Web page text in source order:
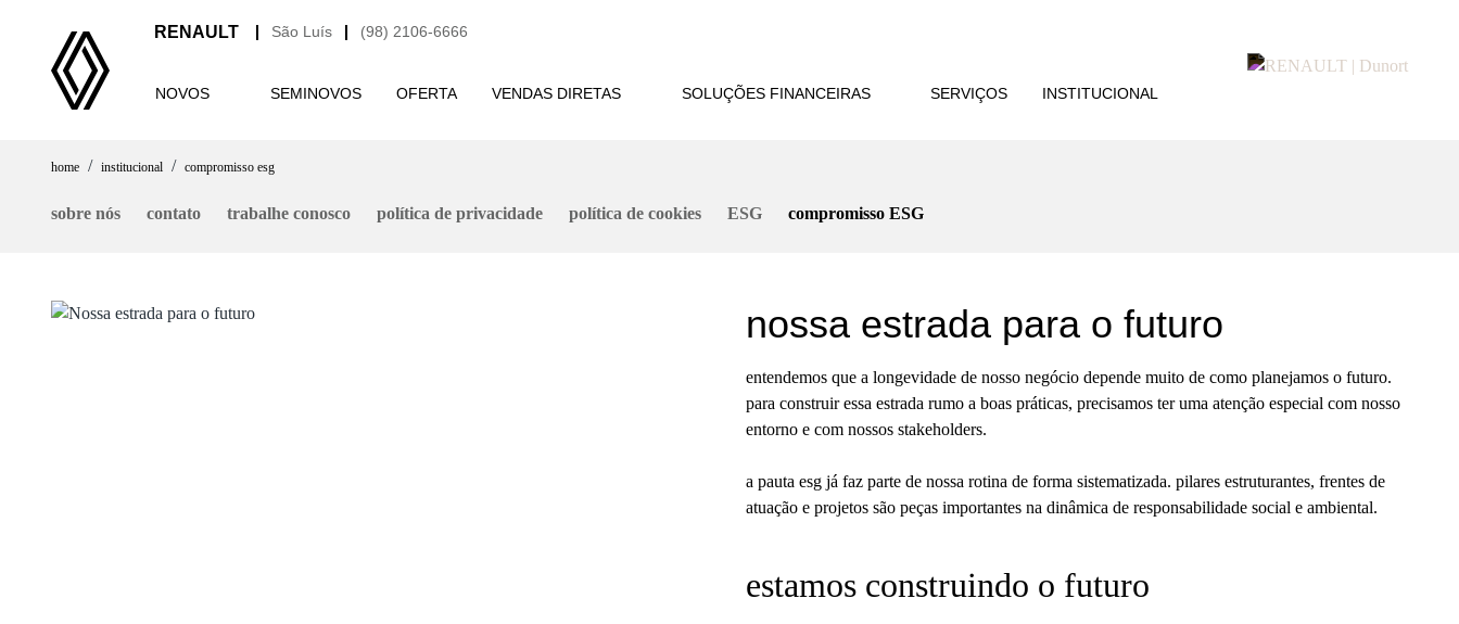
(98) 2106-6666
São Luís
NOVOS SEMINOVOS OFERTA VENDAS DIRETAS SOLUÇÕES FINANCEIRAS SERVIÇOS INSTITUCIONAL
home institucional compromisso esg
sobre nós contato trabalhe conosco política de privacidade política de cookies ESG compromisso ESG
nossa estrada para o futuro
entendemos que a longevidade de nosso negócio depende muito de como planejamos o futuro.
para construir essa estrada rumo a boas práticas, precisamos ter uma atenção especial com nosso
entorno e com nossos stakeholders.
a pauta esg já faz parte de nossa rotina de forma sistematizada. pilares estruturantes, frentes de
atuação e projetos são peças importantes na dinâmica de responsabilidade social e ambiental.
estamos construindo o futuro